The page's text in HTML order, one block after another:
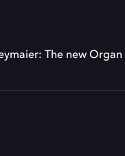
The new